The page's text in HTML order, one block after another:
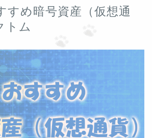
すめ暗号資産（仮想通
ム